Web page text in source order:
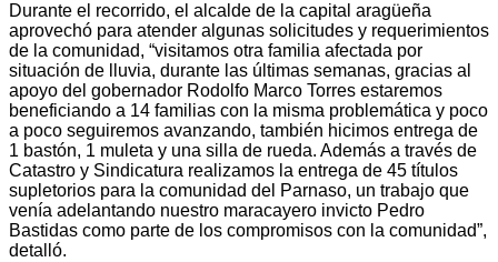
Durante el recorrido, el alcalde de la capital aragüeña
aprovechó para atender algunas solicitudes y requerimientos
de la comunidad, “visitamos otra familia afectada por
situación de lluvia, durante las últimas semanas, gracias al
apoyo del gobernador Rodolfo Marco Torres estaremos
beneficiando a 14 familias con la misma problemática y poco
a poco seguiremos avanzando, también hicimos entrega de
1 bastón, 1 muleta y una silla de rueda. Además a través de
Catastro y Sindicatura realizamos la entrega de 45 títulos
supletorios para la comunidad del Parnaso, un trabajo que
venía adelantando nuestro maracayero invicto Pedro
Bastidas como parte de los compromisos con la comunidad”,
detalló.